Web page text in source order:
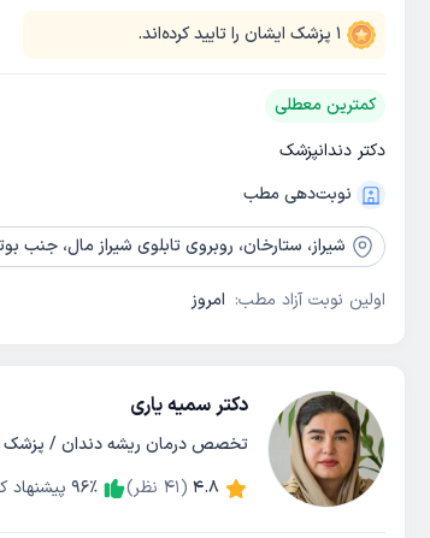
1 پزشک ایشان را تایید کرده‌اند.
کمترین معطلی
دکتر دندانپزشک
نوبت‌دهی مطب
شیراز، ستارخان، روبروی تابلوی شیراز مال، جنب
اولین نوبت آزاد مطب: امروز
دکتر سمیه یاری
تخصص درمان ریشه دندان / پزشک
4.8
(
41 نظر) 96٪ پیشنهاد